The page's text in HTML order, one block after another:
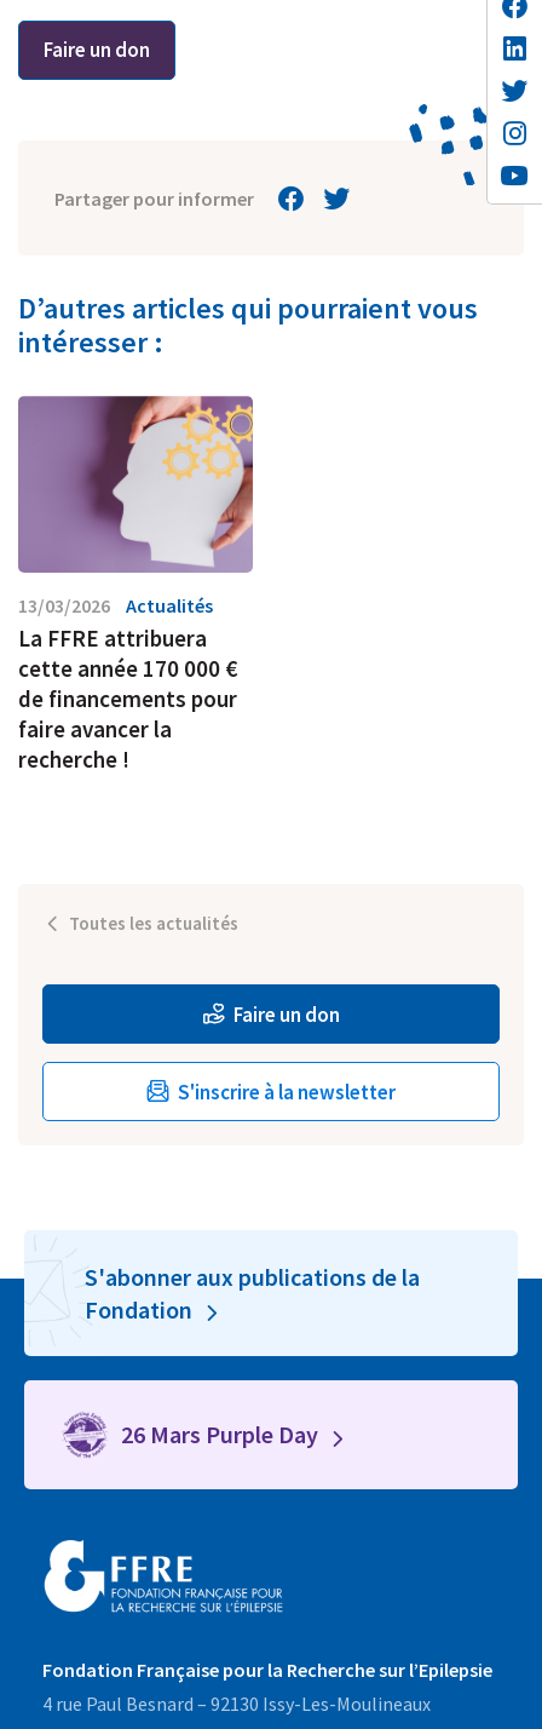
Faire un don
Partager pour informer
D’autres articles qui pourraient vous
intéresser :
13/03/2026 Actualités
La FFRE attribuera
cette année 170 000 €
de financements pour
faire avancer la
recherche !
Toutes les actualités
Faire un don
S'inscrire à la newsletter
S'abonner aux publications de la
Fondation
26 Mars Purple Day
Fondation Française pour la Recherche sur l’Epilepsie
4 rue Paul Besnard – 92130 Issy-Les-Moulineaux